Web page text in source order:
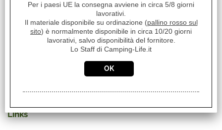
Avvisami quando diminuisce il prezzo
Condividi
Richiedi informazioni
STAFFE PER F45-F35 KIT AUTO 98655-310
Links
Per i paesi UE la consegna avviene in circa 5/8 giorni
lavorativi.
Il materiale disponibile su ordinazione (pallino rosso sul
sito) è normalmente disponibile in circa 10/20 giorni
lavorativi, salvo disponibilità del fornitore.
Lo Staff di Camping-Life.it